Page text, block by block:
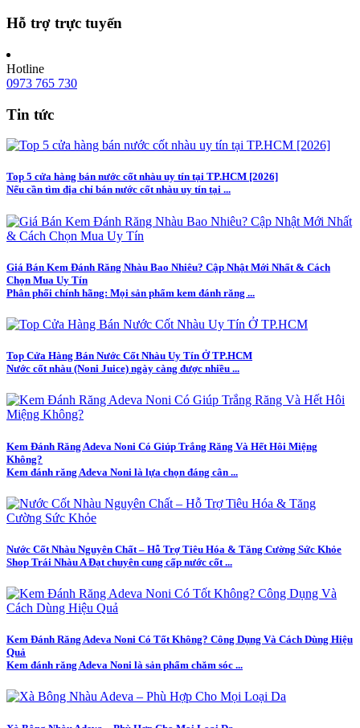
Hỗ trợ trực tuyến
Hotline
0973 765 730
Tin tức
Top 5 cửa hàng bán nước cốt nhàu uy tín tại TP.HCM [2026]
Nếu cần tìm địa chỉ bán nước cốt nhàu uy tín tại ...
Giá Bán Kem Đánh Răng Nhàu Bao Nhiêu? Cập Nhật Mới Nhất & Cách
Chọn Mua Uy Tín
Phân phối chính hãng: Mọi sản phẩm kem đánh răng ...
Top Cửa Hàng Bán Nước Cốt Nhàu Uy Tín Ở TP.HCM
Nước cốt nhàu (Noni Juice) ngày càng được nhiều ...
Kem Đánh Răng Adeva Noni Có Giúp Trắng Răng Và Hết Hôi Miệng
Không?
Kem đánh răng Adeva Noni là lựa chọn đáng cân ...
Nước Cốt Nhàu Nguyên Chất – Hỗ Trợ Tiêu Hóa & Tăng Cường Sức Khỏe
Shop Trái Nhàu A Đạt chuyên cung cấp nước cốt ...
Kem Đánh Răng Adeva Noni Có Tốt Không? Công Dụng Và Cách Dùng Hiệu
Quả
Kem đánh răng Adeva Noni là sản phẩm chăm sóc ...